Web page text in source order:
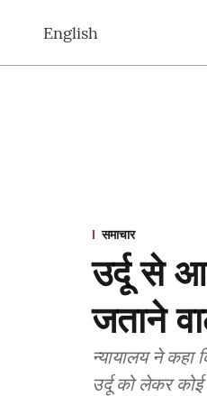
English
समाचार
उर्दू से
जताने
न्यायालय ने कहा
उर्दू को लेकर कोई